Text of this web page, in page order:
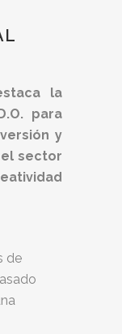
la
para
y
sector
de